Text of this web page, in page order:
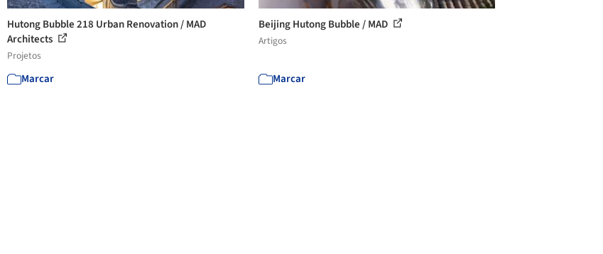
Hutong Bubble 218 Urban Renovation / MAD
Architects
Projetos
Marcar
Beijing Hutong Bubble / MAD
Artigos
Marcar